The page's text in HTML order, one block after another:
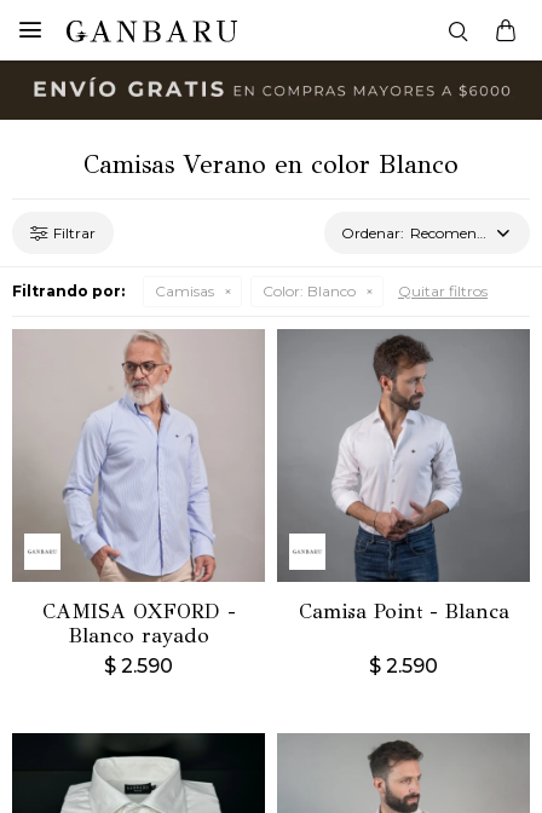

Camisas Verano en color Blanco
Recomendados
Filtrando por: Camisas Color: Blanco Quitar filtros
CAMISA OXFORD -
Blanco rayado
$ 2.590
Camisa Point - Blanca
$ 2.590